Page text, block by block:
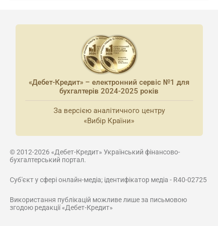
«Дебет-Кредит» – електронний сервіс №1 для
бухгалтерів 2024-2025 років
За версією аналітичного центру
«Вибір Країни»
© 2012-2026 «Дебет-Кредит» Український фінансово-
бухгалтерський портал.
Суб'єкт у сфері онлайн-медіа; ідентифікатор медіа - R40-02725
Використання публікацій можливе лише за письмовою
згодою редакції «Дебет-Кредит»